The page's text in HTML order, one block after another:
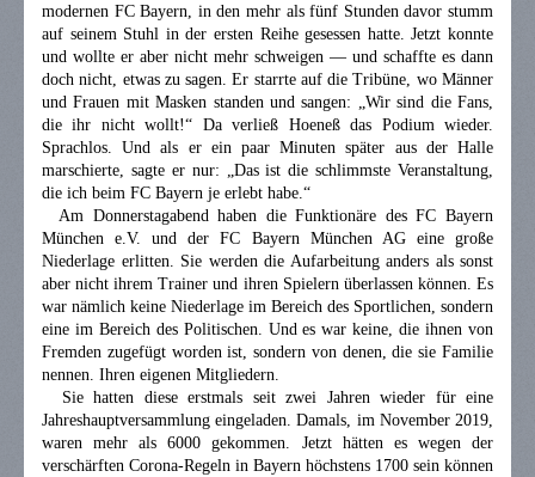
modernen FC Bayern, in den mehr als fünf Stunden davor stumm
auf seinem Stuhl in der ersten Reihe gesessen hatte. Jetzt konnte
und wollte er aber nicht mehr schweigen — und schaffte es dann
doch nicht, etwas zu sagen. Er starrte auf die Tribüne, wo Männer
und Frauen mit Masken standen und sangen: „Wir sind die Fans,
die ihr nicht wollt!“ Da verließ Hoeneß das Podium wieder.
Sprachlos. Und als er ein paar Minuten später aus der Halle
marschierte, sagte er nur: „Das ist die schlimmste Veranstaltung,
die ich beim FC Bayern je erlebt habe.“
Am Donnerstagabend haben die Funktionäre des FC Bayern
München e.V. und der FC Bayern München AG eine große
Niederlage erlitten. Sie werden die Aufarbeitung anders als sonst
aber nicht ihrem Trainer und ihren Spielern überlassen können. Es
war nämlich keine Niederlage im Bereich des Sportlichen, sondern
eine im Bereich des Politischen. Und es war keine, die ihnen von
Fremden zugefügt worden ist, sondern von denen, die sie Familie
nennen. Ihren eigenen Mitgliedern.
Sie hatten diese erstmals seit zwei Jahren wieder für eine
Jahreshauptversammlung eingeladen. Damals, im November 2019,
waren mehr als 6000 gekommen. Jetzt hätten es wegen der
verschärften Corona-Regeln in Bayern höchstens 1700 sein können